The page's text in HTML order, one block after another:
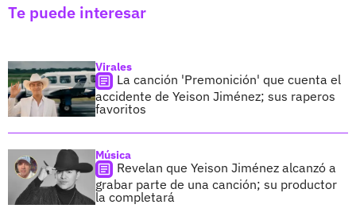
Te puede interesar
Virales
La canción 'Premonición' que cuenta el
accidente de Yeison Jiménez; sus raperos
favoritos
Música
Revelan que Yeison Jiménez alcanzó a
grabar parte de una canción; su productor
la completará